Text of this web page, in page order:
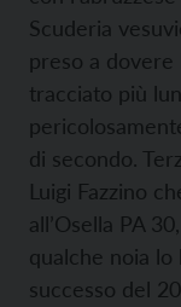
Scuderia
preso a
tracciato più
di secondo.
Luigi Fazzino
all’Osella PA
qualche noia
successo del